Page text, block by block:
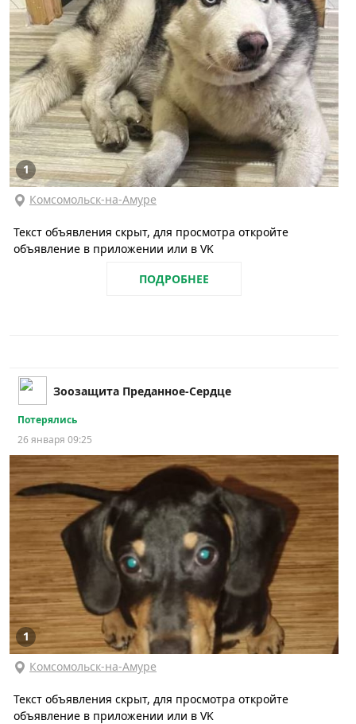
1
Комсомольск-на-Амуре
Текст объявления скрыт, для просмотра откройте
объявление в приложении или в VK
ПОДРОБНЕЕ
Зоозащита Преданное-Сердце
Потерялись
26 января 09:25
1
Комсомольск-на-Амуре
Текст объявления скрыт, для просмотра откройте
объявление в приложении или в VK